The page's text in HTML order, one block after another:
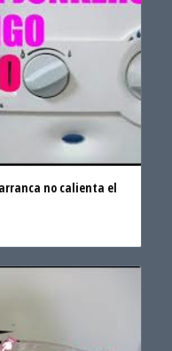
arranca no calienta el